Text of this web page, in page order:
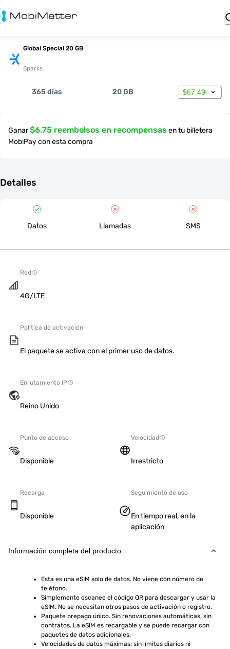
Global Special 20 GB
Sparks
365 días 20 GB $67.49
Ganar$6.75 reembolsos en recompensas en tu billetera
MobiPay con esta compra
Detalles
Datos Llamadas SMS
Red
4G/LTE
Política de activación
El paquete se activa con el primer uso de datos.
Enrutamiento IP
Reino Unido
Punto de acceso
Disponible
Velocidad
Irrestricto
Recarga
Disponible
Seguimiento de uso
En tiempo real, en la
aplicación
Información completa del producto
Esta es una eSIM solo de datos. No viene con número de
teléfono.
Simplemente escanee el código QR para descargar y usar la
eSIM. No se necesitan otros pasos de activación o registro.
Paquete prepago único. Sin renovaciones automáticas, sin
contratos. La eSIM es recargable y se puede recargar con
paquetes de datos adicionales.
Velocidades de datos máximas: sin límites diarios ni